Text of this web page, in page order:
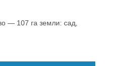
— 107 га земли: сад,